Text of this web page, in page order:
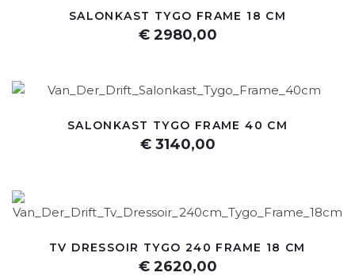
SALONKAST TYGO FRAME 18 CM
€ 2980,00
SALONKAST TYGO FRAME 40 CM
€ 3140,00
TV DRESSOIR TYGO 240 FRAME 18 CM
€ 2620,00